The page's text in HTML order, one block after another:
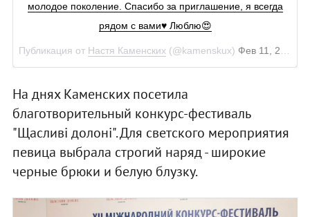
молодое поколение. Спасибо за приглашение, я всегда
рядом с вами♥️ Люблю😍
Публикация от Настя Каменских (@kamenskux) Фев 11, 2018 в 8:35 PST
На днях Каменских посетила
благотворительный конкурс-фестиваль
"Щасливі долоні". Для светского мероприятия
певица выбрала строгий наряд - широкие
черные брюки и белую блузку.